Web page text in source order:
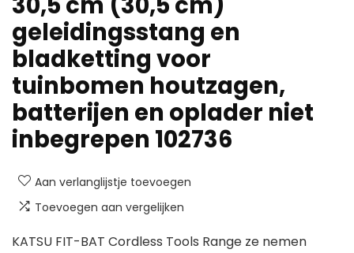
geleidingsstang en
bladketting voor
tuinbomen houtzagen,
batterijen en oplader niet
inbegrepen 102736
Aan verlanglijstje toevoegen
Toevoegen aan vergelijken
KATSU FIT-BAT Cordless Tools Range ze nemen